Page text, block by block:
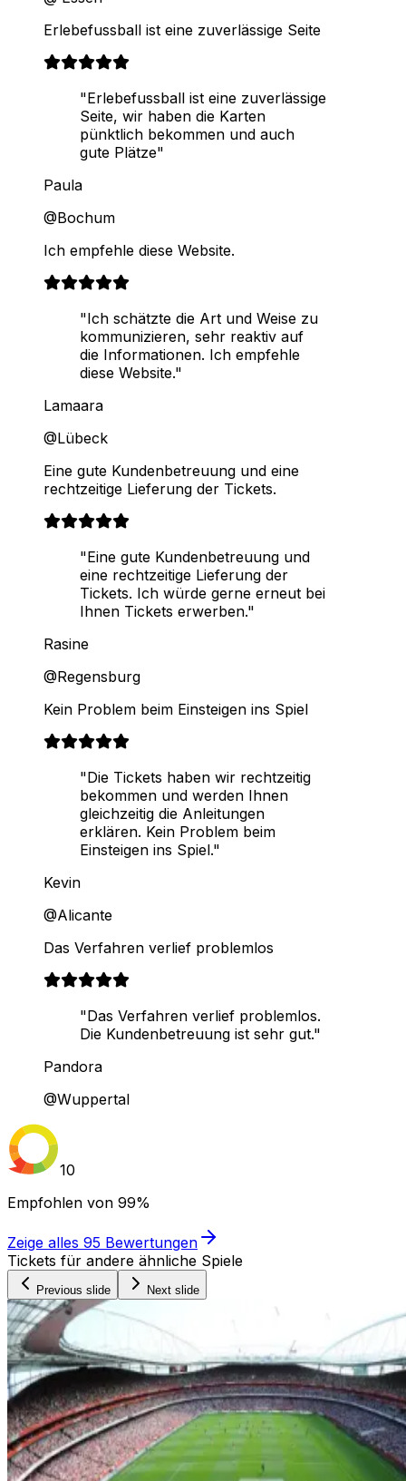
Erlebefussball ist eine zuverlässige Seite
"Erlebefussball ist eine zuverlässige
Seite, wir haben die Karten
pünktlich bekommen und auch
gute Plätze"
Paula
@Bochum
Ich empfehle diese Website.
"Ich schätzte die Art und Weise zu
kommunizieren, sehr reaktiv auf
die Informationen. Ich empfehle
diese Website."
Lamaara
@Lübeck
Eine gute Kundenbetreuung und eine
rechtzeitige Lieferung der Tickets.
"Eine gute Kundenbetreuung und
eine rechtzeitige Lieferung der
Tickets. Ich würde gerne erneut bei
Ihnen Tickets erwerben."
Rasine
@Regensburg
Kein Problem beim Einsteigen ins Spiel
"Die Tickets haben wir rechtzeitig
bekommen und werden Ihnen
gleichzeitig die Anleitungen
erklären. Kein Problem beim
Einsteigen ins Spiel."
Kevin
@Alicante
Das Verfahren verlief problemlos
"Das Verfahren verlief problemlos.
Die Kundenbetreuung ist sehr gut."
Pandora
@Wuppertal
10
Empfohlen von 99%
Zeige alles 95 Bewertungen
Tickets für andere ähnliche Spiele
Previous slide Next slide